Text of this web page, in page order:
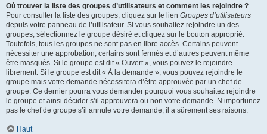
Où trouver la liste des groupes d’utilisateurs et comment les rejoindre ?
Pour consulter la liste des groupes, cliquez sur le lien Groupes d’utilisateurs
depuis votre panneau de l’utilisateur. Si vous souhaitez rejoindre un des
groupes, sélectionnez le groupe désiré et cliquez sur le bouton approprié.
Toutefois, tous les groupes ne sont pas en libre accès. Certains peuvent
nécessiter une approbation, certains sont fermés et d’autres peuvent même
être masqués. Si le groupe est dit « Ouvert », vous pouvez le rejoindre
librement. Si le groupe est dit « À la demande », vous pouvez rejoindre le
groupe mais votre demande nécessitera d’être approuvée par un chef de
groupe. Ce dernier pourra vous demander pourquoi vous souhaitez rejoindre
le groupe et ainsi décider s’il approuvera ou non votre demande. N’importunez
pas le chef de groupe s’il annule votre demande, il a sûrement ses raisons.
Haut